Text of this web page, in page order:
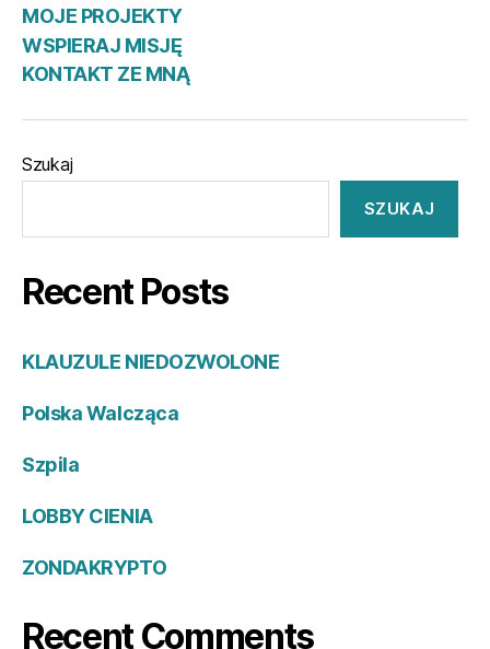
MOJE PROJEKTY
WSPIERAJ MISJĘ
KONTAKT ZE MNĄ
Szukaj
SZUKAJ
Recent Posts
KLAUZULE NIEDOZWOLONE
Polska Walcząca
Szpila
LOBBY CIENIA
ZONDAKRYPTO
Recent Comments